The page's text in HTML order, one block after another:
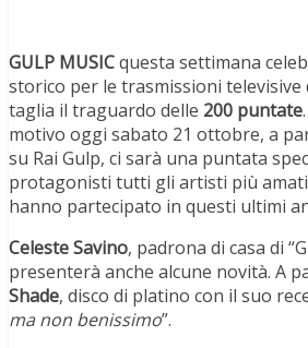
GULP MUSICquesta settimana
storico per le trasmissioni televisive
taglia il traguardo delle 200 puntate
motivo oggi sabato 21 ottobre, a
su Rai Gulp, ci sarà una puntata
protagonisti tutti gli artisti più amati
hanno partecipato in questi ultimi
Celeste Savino, padrona di casa di
presenterà anche alcune novità. A
Shade, disco di platino con il suo
ma non benissimo”.